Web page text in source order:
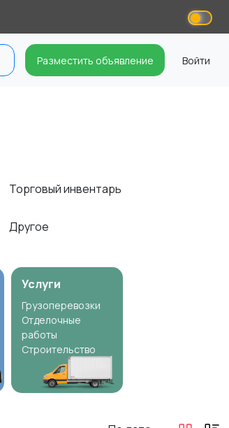
Разместить объявление Войти
Торговый инвентарь
Другое
Услуги
Грузоперевозки
Отделочные
работы
Строительство